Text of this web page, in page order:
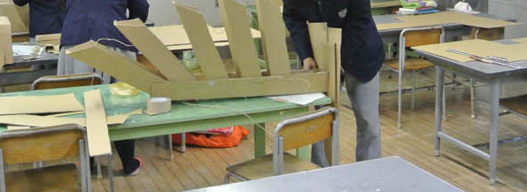
COCOON#2 : DANGOMUSHI
COCOON#1 : DODECAHEDRON
MUE
COQUILLE
ICARE2.2